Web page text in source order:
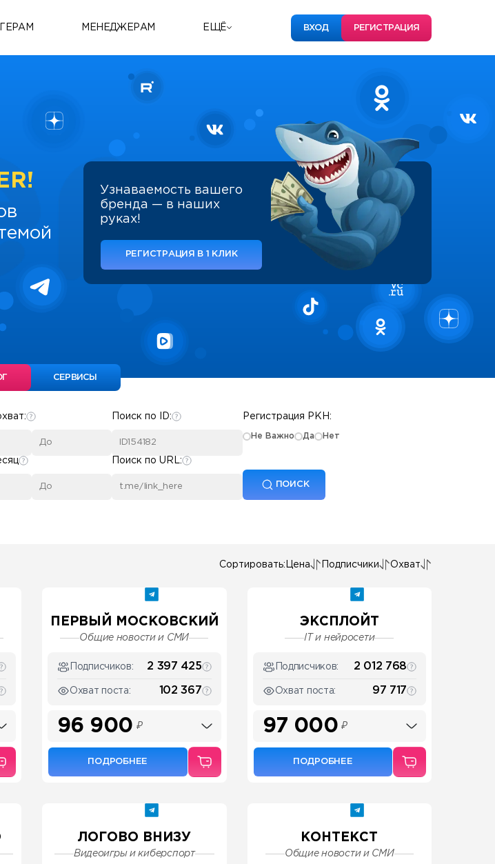
МЕНЕДЖЕРАМ ЕЩЁ ВХОД РЕГИСТРАЦИЯ
Узнаваемость вашего
бренда — в наших
руках!
РЕГИСТРАЦИЯ В 1 КЛИК
СЕРВИСЫ
Поиск по ID:
Поиск по URL:
Регистрация РКН:
Не Важно Да Нет
ПОИСК
Сортировать: Цена Подписчики Охват
ПЕРВЫЙ МОСКОВСКИЙ
Общие новости и СМИ
Подписчиков: 2 397 425
Охват поста: 102 367
96 900 ₽
ПОДРОБНЕЕ
ЭКСПЛОЙТ
IT и нейросети
Подписчиков: 2 012 768
Охват поста: 97 717
97 000₽
ПОДРОБНЕЕ
ЛОГОВО ВНИЗУ
Видеоигры и киберспорт
КОНТЕКСТ
Общие новости и СМИ